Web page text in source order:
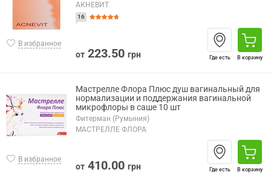
В избранное
АКНЕВИТ
16
от 223.50 грн Где есть В корзину
В избранное
Мастрелле Флора Плюс душ вагинальный для
нормализации и поддержания вагинальной
микрофлоры в саше 10 шт
Фитерман (Румыния)
МАСТРЕЛЛЕ ФЛОРА
от 410.00 грн Где есть В корзину